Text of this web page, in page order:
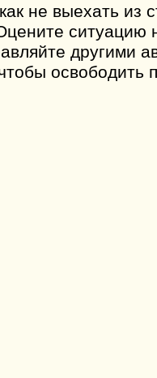
не выехать из
ситуацию
другими
освободить